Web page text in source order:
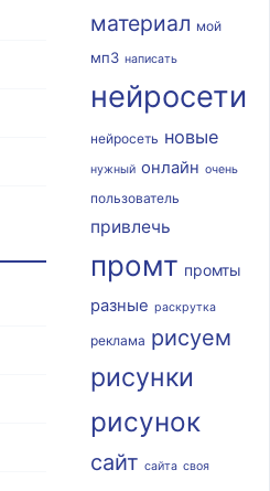
материал мой
мп3 написать
нейросети
нейросеть новые
нужный онлайн очень
пользователь
привлечь
промт промты
разные раскрутка
реклама рисуем
рисунки
рисунок
сайт сайта своя